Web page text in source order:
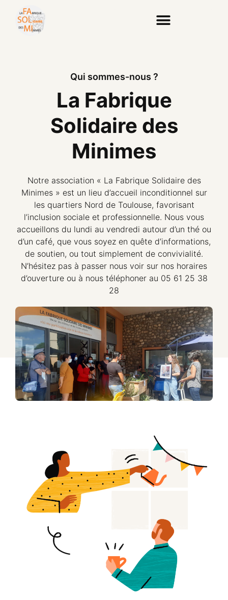
Qui sommes-nous ?
La Fabrique
Solidaire des
Minimes
Notre association « La Fabrique Solidaire des
Minimes » est un lieu d’accueil inconditionnel sur
les quartiers Nord de Toulouse, favorisant
l’inclusion sociale et professionnelle. Nous vous
accueillons du lundi au vendredi autour d’un thé ou
d’un café, que vous soyez en quête d’informations,
de soutien, ou tout simplement de convivialité.
N’hésitez pas à passer nous voir sur nos horaires
d’ouverture ou à nous téléphoner au 05 61 25 38
28